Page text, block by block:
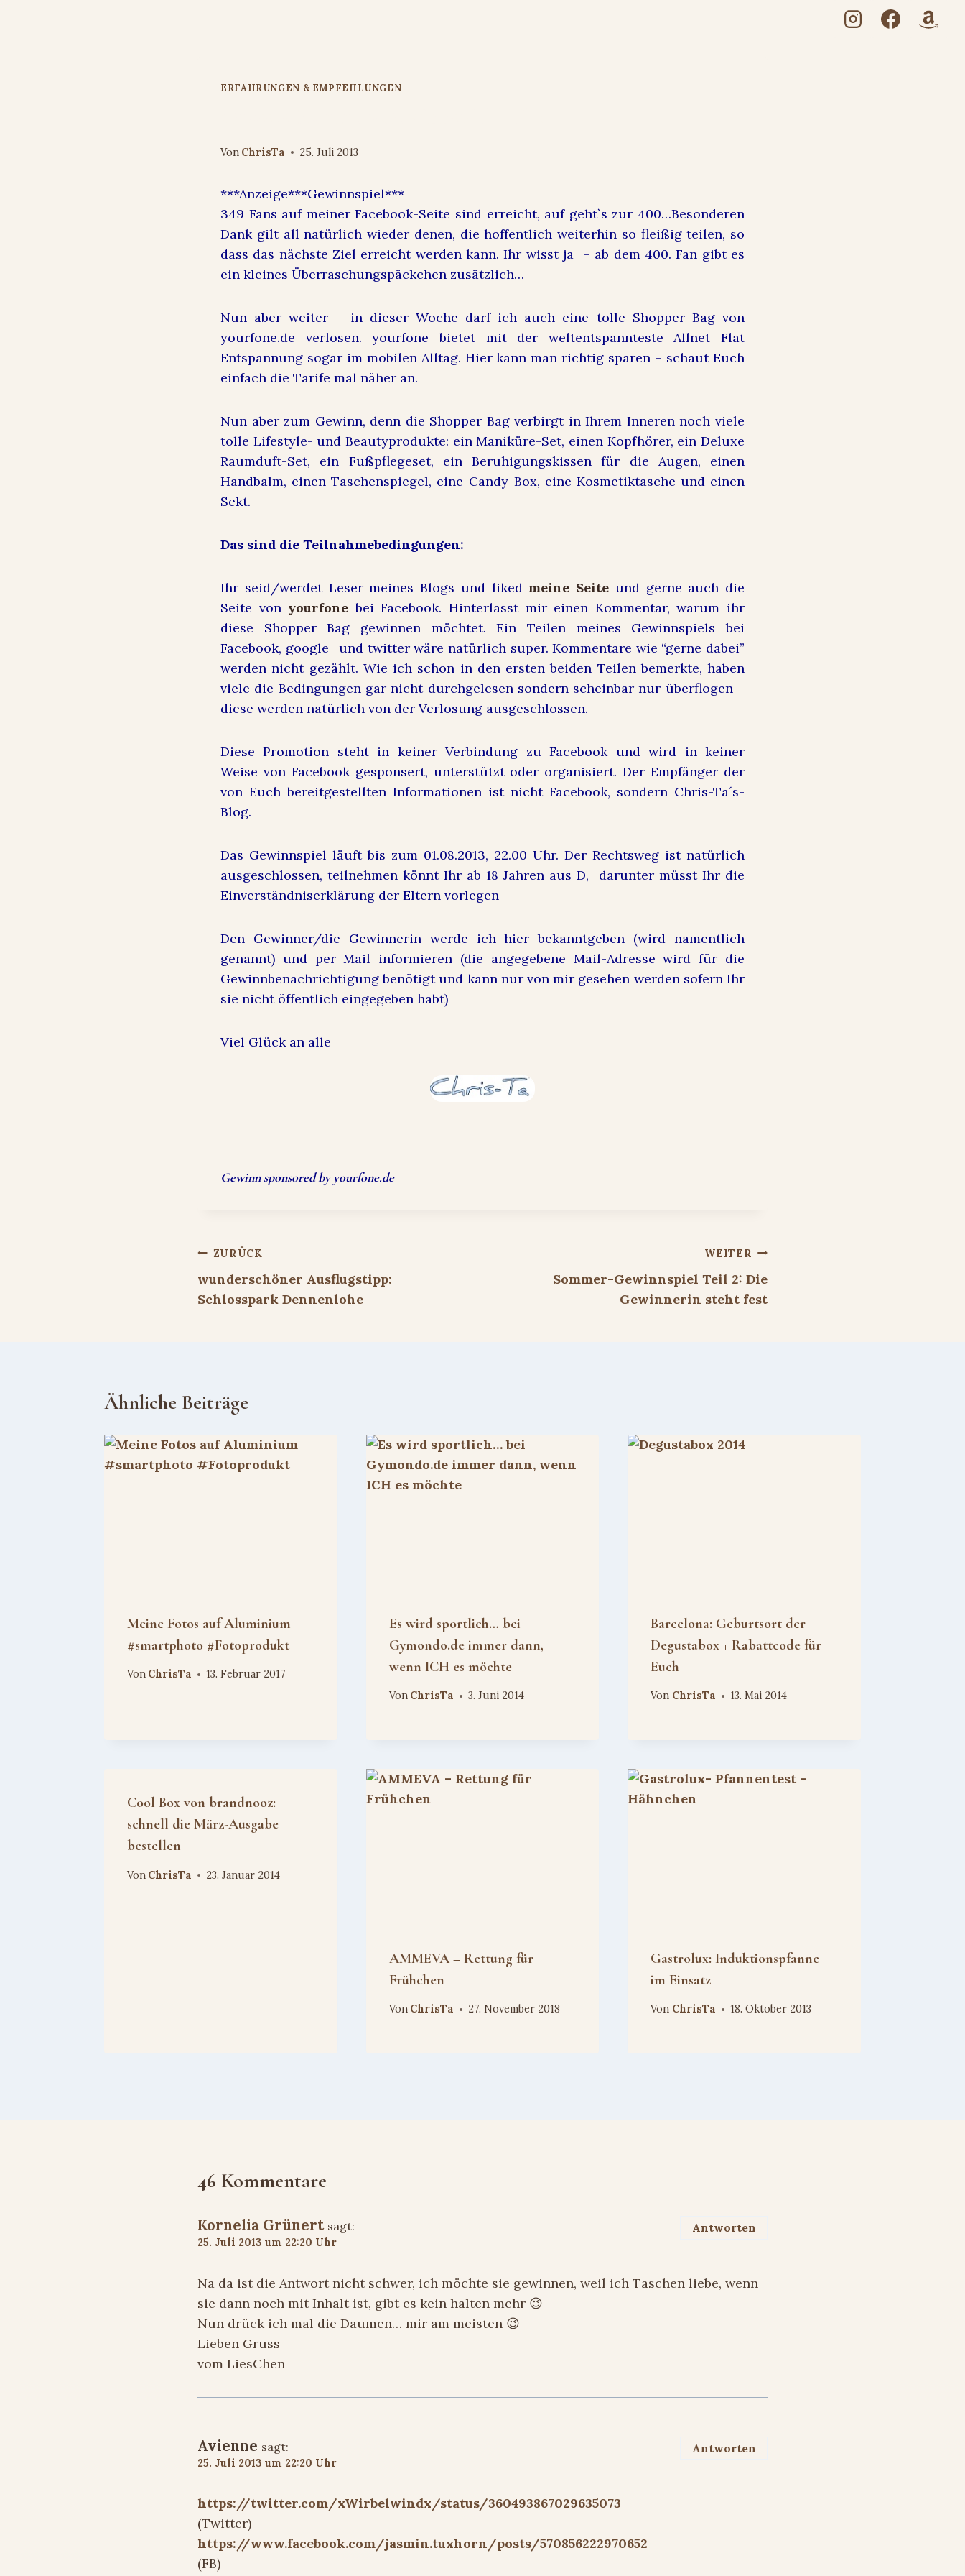
ERFAHRUNGEN & EMPFEHLUNGEN
Von ChrisTa 25. Juli 2013
***Anzeige***Gewinnspiel***
349 Fans auf meiner Facebook-Seite sind erreicht, auf geht`s zur 400…Besonderen
Dank gilt all natürlich wieder denen, die hoffentlich weiterhin so fleißig teilen, so
dass das nächste Ziel erreicht werden kann. Ihr wisst ja – ab dem 400. Fan gibt es
ein kleines Überraschungspäckchen zusätzlich…
Nun aber weiter – in dieser Woche darf ich auch eine tolle Shopper Bag von
yourfone.de verlosen. yourfone bietet mit der weltentspannteste Allnet Flat
Entspannung sogar im mobilen Alltag. Hier kann man richtig sparen – schaut Euch
einfach die Tarife mal näher an.
Nun aber zum Gewinn, denn die Shopper Bag verbirgt in Ihrem Inneren noch viele
tolle Lifestyle- und Beautyprodukte: ein Maniküre-Set, einen Kopfhörer, ein Deluxe
Raumduft-Set, ein Fußpflegeset, ein Beruhigungskissen für die Augen, einen
Handbalm, einen Taschenspiegel, eine Candy-Box, eine Kosmetiktasche und einen
Sekt.
Das sind die Teilnahmebedingungen:
Ihr seid/werdet Leser meines Blogs und liked meine Seite und gerne auch die
Seite von yourfone bei Facebook. Hinterlasst mir einen Kommentar, warum ihr
diese Shopper Bag gewinnen möchtet. Ein Teilen meines Gewinnspiels bei
Facebook, google+ und twitter wäre natürlich super. Kommentare wie “gerne dabei”
werden nicht gezählt. Wie ich schon in den ersten beiden Teilen bemerkte, haben
viele die Bedingungen gar nicht durchgelesen sondern scheinbar nur überflogen –
diese werden natürlich von der Verlosung ausgeschlossen.
Diese Promotion steht in keiner Verbindung zu Facebook und wird in keiner
Weise von Facebook gesponsert, unterstützt oder organisiert. Der Empfänger der
von Euch bereitgestellten Informationen ist nicht Facebook, sondern Chris-Ta´s-
Blog.
Das Gewinnspiel läuft bis zum 01.08.2013, 22.00 Uhr. Der Rechtsweg ist natürlich
ausgeschlossen, teilnehmen könnt Ihr ab 18 Jahren aus D, darunter müsst Ihr die
Einverständniserklärung der Eltern vorlegen
Den Gewinner/die Gewinnerin werde ich hier bekanntgeben (wird namentlich
genannt) und per Mail informieren (die angegebene Mail-Adresse wird für die
Gewinnbenachrichtigung benötigt und kann nur von mir gesehen werden sofern Ihr
sie nicht öffentlich eingegeben habt)
Viel Glück an alle
Gewinn sponsored by yourfone.de
Beitragsnavigation
ZURÜCK
wunderschöner Ausflugstipp:
Schlosspark Dennenlohe
WEITER
Sommer-Gewinnspiel Teil 2: Die
Gewinnerin steht fest
Ähnliche Beiträge
Meine Fotos auf Aluminium
#smartphoto #Fotoprodukt
Von ChrisTa 13. Februar 2017
Es wird sportlich… bei
Gymondo.de immer dann,
wenn ICH es möchte
Von ChrisTa 3. Juni 2014
Barcelona: Geburtsort der
Degustabox + Rabattcode für
Euch
Von ChrisTa 13. Mai 2014
Cool Box von brandnooz:
schnell die März-Ausgabe
bestellen
Von ChrisTa 23. Januar 2014
AMMEVA – Rettung für
Frühchen
Von ChrisTa 27. November 2018
Gastrolux: Induktionspfanne
im Einsatz
Von ChrisTa 18. Oktober 2013
46 Kommentare
Kornelia Grünert sagt:
25. Juli 2013 um 22:20 Uhr
Na da ist die Antwort nicht schwer, ich möchte sie gewinnen, weil ich Taschen liebe, wenn
sie dann noch mit Inhalt ist, gibt es kein halten mehr 😉
Nun drück ich mal die Daumen… mir am meisten 😉
Lieben Gruss
vom LiesChen
Antworten
Avienne sagt:
25. Juli 2013 um 22:20 Uhr
https://twitter.com/xWirbelwindx/status/360493867029635073
(Twitter)
https://www.facebook.com/jasmin.tuxhorn/posts/570856222970652
(FB)
Antworten